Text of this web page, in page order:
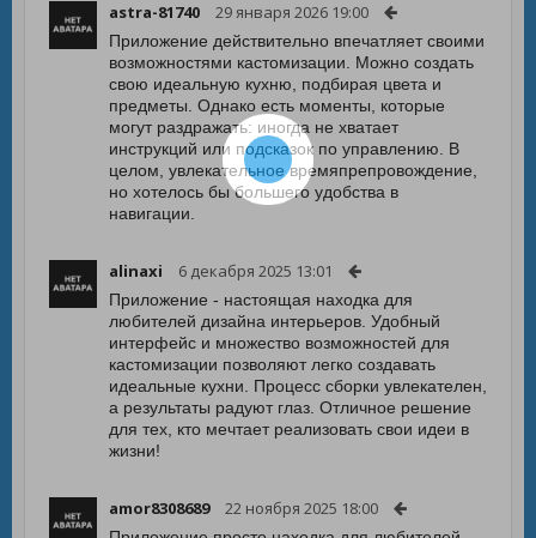
astra-81740 29 января 2026 19:00
Приложение действительно впечатляет своими
возможностями кастомизации. Можно создать
свою идеальную кухню, подбирая цвета и
предметы. Однако есть моменты, которые
могут раздражать: иногда не хватает
инструкций или подсказок по управлению. В
целом, увлекательное времяпрепровождение,
но хотелось бы большего удобства в
навигации.
alinaxi 6 декабря 2025 13:01
Приложение - настоящая находка для
любителей дизайна интерьеров. Удобный
интерфейс и множество возможностей для
кастомизации позволяют легко создавать
идеальные кухни. Процесс сборки увлекателен,
а результаты радуют глаз. Отличное решение
для тех, кто мечтает реализовать свои идеи в
жизни!
amor8308689 22 ноября 2025 18:00